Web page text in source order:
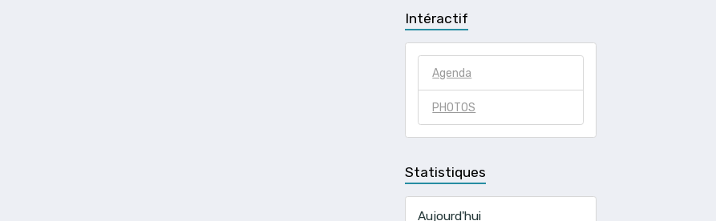
Intéractif
Agenda
PHOTOS
Statistiques
Aujourd'hui